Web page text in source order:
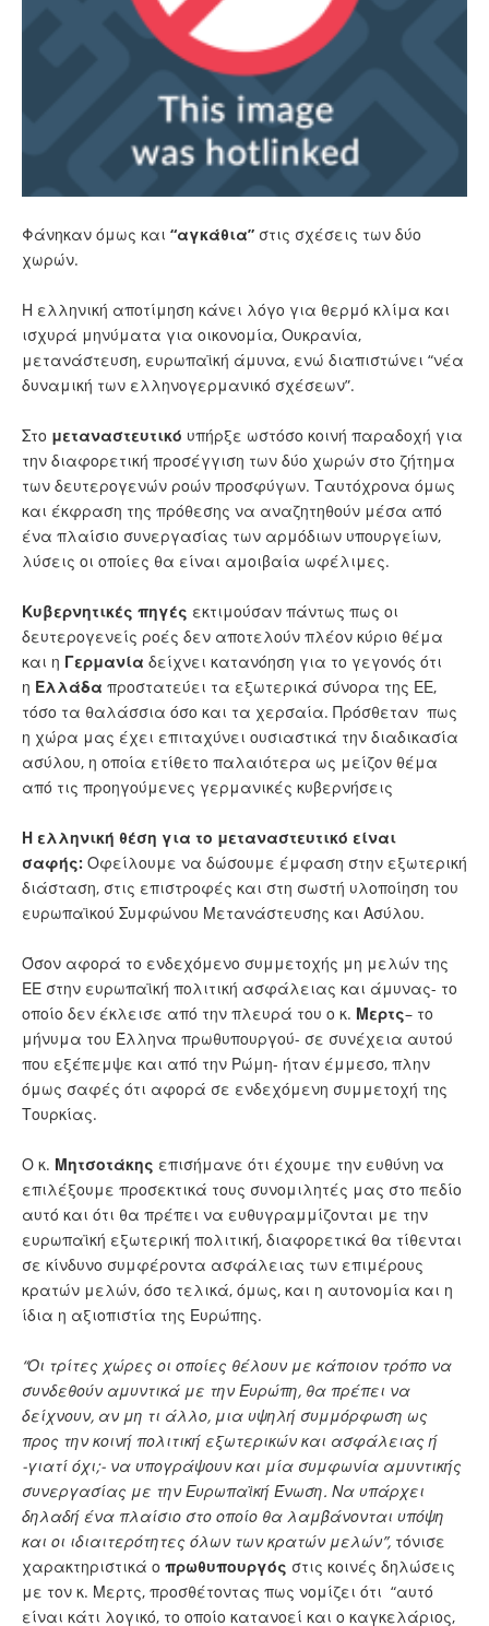
Φάνηκαν όμως και “αγκάθια” στις σχέσεις των δύο
χωρών.
Η ελληνική αποτίμηση κάνει λόγο για θερμό κλίμα και
ισχυρά μηνύματα για οικονομία, Ουκρανία,
μετανάστευση, ευρωπαϊκή άμυνα, ενώ διαπιστώνει “νέα
δυναμική των ελληνογερμανικό σχέσεων”.
Στο μεταναστευτικό υπήρξε ωστόσο κοινή παραδοχή για
την διαφορετική προσέγγιση των δύο χωρών στο ζήτημα
των δευτερογενών ροών προσφύγων. Ταυτόχρονα όμως
και έκφραση της πρόθεσης να αναζητηθούν μέσα από
ένα πλαίσιο συνεργασίας των αρμόδιων υπουργείων,
λύσεις οι οποίες θα είναι αμοιβαία ωφέλιμες.
Κυβερνητικές πηγές εκτιμούσαν πάντως πως οι
δευτερογενείς ροές δεν αποτελούν πλέον κύριο θέμα
και η Γερμανία δείχνει κατανόηση για το γεγονός ότι
η Ελλάδα προστατεύει τα εξωτερικά σύνορα της ΕΕ,
τόσο τα θαλάσσια όσο και τα χερσαία. Πρόσθεταν πως
η χώρα μας έχει επιταχύνει ουσιαστικά την διαδικασία
ασύλου, η οποία ετίθετο παλαιότερα ως μείζον θέμα
από τις προηγούμενες γερμανικές κυβερνήσεις
Η ελληνική θέση για το μεταναστευτικό είναι
σαφής: Οφείλουμε να δώσουμε έμφαση στην εξωτερική
διάσταση, στις επιστροφές και στη σωστή υλοποίηση του
ευρωπαϊκού Συμφώνου Μετανάστευσης και Ασύλου.
Όσον αφορά το ενδεχόμενο συμμετοχής μη μελών της
ΕΕ στην ευρωπαϊκή πολιτική ασφάλειας και άμυνας- το
οποίο δεν έκλεισε από την πλευρά του ο κ. Μερτς– το
μήνυμα του Έλληνα πρωθυπουργού- σε συνέχεια αυτού
που εξέπεμψε και από την Ρώμη- ήταν έμμεσο, πλην
όμως σαφές ότι αφορά σε ενδεχόμενη συμμετοχή της
Τουρκίας.
Ο κ. Μητσοτάκης επισήμανε ότι έχουμε την ευθύνη να
επιλέξουμε προσεκτικά τους συνομιλητές μας στο πεδίο
αυτό και ότι θα πρέπει να ευθυγραμμίζονται με την
ευρωπαϊκή εξωτερική πολιτική, διαφορετικά θα τίθενται
σε κίνδυνο συμφέροντα ασφάλειας των επιμέρους
κρατών μελών, όσο τελικά, όμως, και η αυτονομία και η
ίδια η αξιοπιστία της Ευρώπης.
“Οι τρίτες χώρες οι οποίες θέλουν με κάποιον τρόπο να
συνδεθούν αμυντικά με την Ευρώπη, θα πρέπει να
δείχνουν, αν μη τι άλλο, μια υψηλή συμμόρφωση ως
προς την κοινή πολιτική εξωτερικών και ασφάλειας ή
-γιατί όχι;- να υπογράψουν και μία συμφωνία αμυντικής
συνεργασίας με την Ευρωπαϊκή Ένωση. Να υπάρχει
δηλαδή ένα πλαίσιο στο οποίο θα λαμβάνονται υπόψη
και οι ιδιαιτερότητες όλων των κρατών μελών”, τόνισε
χαρακτηριστικά ο πρωθυπουργός στις κοινές δηλώσεις
με τον κ. Μερτς, προσθέτοντας πως νομίζει ότι “αυτό
είναι κάτι λογικό, το οποίο κατανοεί και ο καγκελάριος,